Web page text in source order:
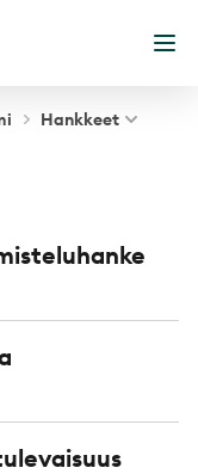
Hankkeet